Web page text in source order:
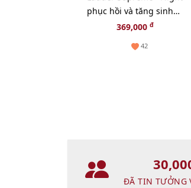
phục hồi và tăng sinh
Collagen, 15ml (New)
369,000đ
42
ĐÃ TIN TƯỞNG